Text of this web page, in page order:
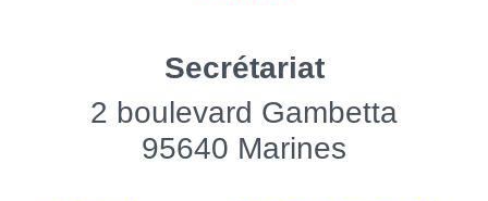
Secrétariat
2 boulevard Gambetta
95640 Marines